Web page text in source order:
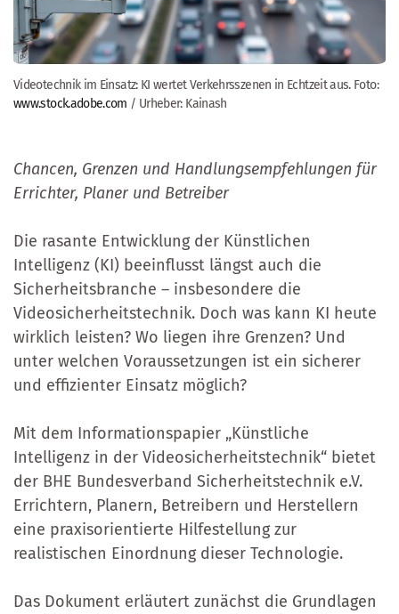
Videotechnik im Einsatz: KI wertet Verkehrsszenen in Echtzeit aus. Foto:
www.stock.adobe.com / Urheber: Kainash
Chancen, Grenzen und Handlungsempfehlungen für
Errichter, Planer und Betreiber
Die rasante Entwicklung der Künstlichen
Intelligenz (KI) beeinflusst längst auch die
Sicherheitsbranche – insbesondere die
Videosicherheitstechnik. Doch was kann KI heute
wirklich leisten? Wo liegen ihre Grenzen? Und
unter welchen Voraussetzungen ist ein sicherer
und effizienter Einsatz möglich?
Mit dem Informationspapier „Künstliche
Intelligenz in der Videosicherheitstechnik“ bietet
der BHE Bundesverband Sicherheitstechnik e.V.
Errichtern, Planern, Betreibern und Herstellern
eine praxisorientierte Hilfestellung zur
realistischen Einordnung dieser Technologie.
Das Dokument erläutert zunächst die Grundlagen